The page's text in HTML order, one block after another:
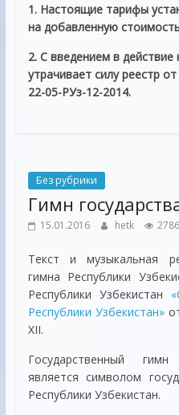
1. Настоящие тарифы
на добавленную
2. С введением в
утрачивает силу реестр
22-05-РУз-12-2014.
Без рубрики
Гимн
15.01.2016 hetk
Текст и музыкальная
гимна Республики
Республики Узбекистан
Республики Узбекистан»
ХII.
Государственный
является символом
Республики Узбекистан.